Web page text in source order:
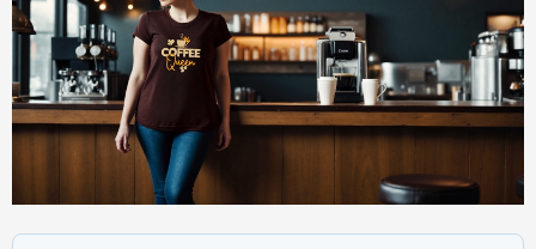
TRIČKA
MIKINY
OKAMŽITĚ K ODBĚRU
B2B